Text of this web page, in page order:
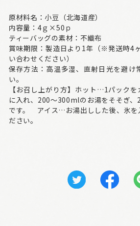
原材料名：小豆（北海道産）
内容量：4ｇ×50ｐ
ティーバッグの素材：不織布
賞味期限：製造日より1年（※発送時4
い合わせください）
保存方法：高温多湿、直射日光を避け
い。
【お召し上がり方】ホット…1パック
に入れ、200～300mlのお湯をそそぎ、
です。 アイス…お湯出しした後、氷を
ださい。